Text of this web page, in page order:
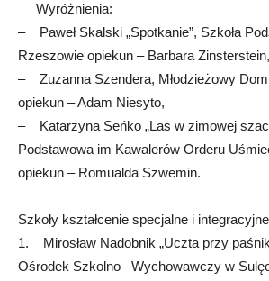
Wyróżnienia:
– Paweł Skalski „Spotkanie”, Szkoła
Rzeszowie opiekun – Barbara Zinsterstein,
– Zuzanna Szendera, Młodzieżowy
opiekun – Adam Niesyto,
– Katarzyna Seńko „Las w zimowej
Podstawowa im Kawalerów Orderu
opiekun – Romualda Szwemin.
Szkoły kształcenie specjalne i
1. Mirosław Nadobnik „Uczta przy
Ośrodek Szkolno –Wychowawczy w